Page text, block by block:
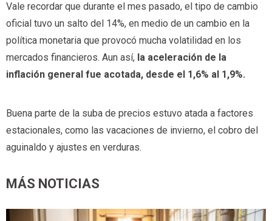
Vale recordar que durante el mes pasado, el tipo de cambio
oficial tuvo un salto del 14%, en medio de un cambio en la
política monetaria que provocó mucha volatilidad en los
mercados financieros. Aun así, la aceleración de la
inflación general fue acotada, desde el 1,6% al 1,9%.
Buena parte de la suba de precios estuvo atada a factores
estacionales, como las vacaciones de invierno, el cobro del
aguinaldo y ajustes en verduras.
MÁS NOTICIAS